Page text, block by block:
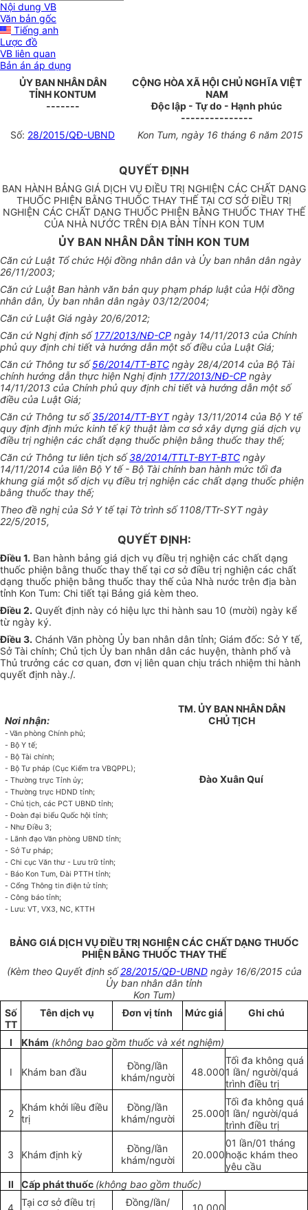
Nội dung VB
Văn bản gốc
Tiếng anh
Lược đồ
VB liên quan
Bản án áp dụng
ỦY BAN NHÂN DÂN
TỈNH KONTUM
-------
CỘNG HÒA XÃ HỘI CHỦ NGHĨA VIỆT
NAM
Độc lập - Tự do - Hạnh phúc
---------------
Số: 28/2015/QĐ-UBND Kon Tum, ngày 16tháng 6năm2015
QUYẾT ĐỊNH
BAN HÀNH BẢNG GIÁ DỊCH VỤ ĐIỀU TRỊ NGHIỆN CÁC CHẤT DẠNG
THUỐC PHIỆN BẰNG THUỐC THAY THẾ TẠI CƠ SỞ ĐIỀU TRỊ
NGHIỆN CÁC CHẤT DẠNG THUỐC PHIỆN BẰNG THUỐC THAY THẾ
CỦA NHÀ NƯỚC TRÊN ĐỊA BÀN TỈNH KON TUM
ỦY BAN NHÂN DÂN TỈNH KON TUM
Căn cứ Luật Tổ chức Hội đồng nhân dân và Ủy ban nhân dân ngày
26/11/2003;
Căn cứ Luật Ban hành văn bản quy phạm pháp luật của Hội đồng
nhân dân, Ủy ban nhân dân ngày 03/12/2004;
Căn cứ Luật Giá ngày 20/6/2012;
Căn cứ Nghị định số177/2013/NĐ-CP ngày 14/11/2013 của Chính
phủ quy định chi tiết và hướng dẫn một số điều của Luật Giá;
Căn cứ Thông tư số56/2014/TT-BTC ngày 28/4/2014 của Bộ Tài
chính hướng dẫn thực hiện Nghị định 177/2013/NĐ-CP ngày
14/11/2013 của Chính phủ quy định chi tiết và hướng dẫn một số
điều của Luật Giá;
Căn cứ Thông tư số35/2014/TT-BYTngày 13/11/2014 của Bộ Y tế
quy định định mức kinh tế kỹ thuật làm cơ sở xây dựng giá dịch vụ
điều trị nghiện các chất dạng thuốc phiện bằng thuốc thay thế;
Căn cứ Thông tư liên tịch số38/2014/TTLT-BYT-BTC ngày
14/11/2014 của liên Bộ Y tế - Bộ Tài chính ban hành mức tối đa
khung giá một số dịch vụ điều trị nghiện các chất dạng thuốc phiện
bằng thuốc thay thế;
Theo đề nghị của Sở Y tế tại Tờ trình số 1108/TTr-SYT ngày
22/5/2015,
QUYẾT ĐỊNH:
Điều 1. Ban hành bảng giá dịch vụ điều trị nghiện các chất dạng
thuốc phiện bằng thuốc thay thế tại cơ sở điều trị nghiện các chất
dạng thuốc phiện bằng thuốc thay thế của Nhà nước trên địa bàn
tỉnh Kon Tum: Chi tiết tại Bảng giá kèm theo.
Điều 2. Quyết định này có hiệu lực thi hành sau 10 (mười) ngày kể
từ ngày ký.
Điều 3. Chánh Văn phòng Ủy ban nhân dân tỉnh; Giám đốc: Sở Y tế,
Sở Tài chính; Chủ tịch Ủy ban nhân dân các huyện, thành phố và
Thủ trưởng các cơ quan, đơn vị liên quan chịu trách nhiệm thi hành
quyết định này./.
Nơi nhận:
- Văn phòng Chính phủ;
- Bộ Y tế;
- Bộ Tài chính;
- Bộ Tư pháp (Cục Kiểm tra VBQPPL);
-Thường trực Tỉnhủy;
-Thường trực HDND tỉnh;
-Chủ tịch, các PCT UBND tỉnh;
-Đoàn đại biểu Quốc hội tỉnh;
- Như Điều 3;
- Lãnh đạo Văn phòng UBND tỉnh;
-SởTư pháp;
-Chi cục Văn thư - Lưu trữ tỉnh;
- Báo KonTum, Đài PTTH tỉnh;
-Cổng Thông tin điện tử tỉnh;
-Công báo tỉnh;
- Lưu: VT, VX3, NC, KTTH
TM. ỦY BAN NHÂN DÂN
CHỦ TỊCH
Đào Xuân Quí
BẢNG GIÁ DỊCH VỤ ĐIỀU TRỊ NGHIỆN CÁC CHẤT DẠNG THUỐC
PHIỆN BẰNG THUỐC THAY THẾ
(Kèm theo Quyết định số28/2015/QĐ-UBNDngày 16/6/2015 của
Ủy ban nhân dân tỉnh
Kon Tum)
Số
TT
Tên dịch vụ Đơn vị tính Mức giá Ghi chú
I Khám (không bao gồm thuốc và xét nghiệm)
I Khám ban đầu
Đồng/lần
khám/người
48.000
Tối đa không quá
1 lần/ người/quá
trình điều trị
2
Khám khởi liều điều
trị
Đồng/lần
khám/người
25.000
Tối đa không quá
1 lần/ người/quá
trình điều trị
3 Khám định kỳ
Đồng/lần
khám/người
20.000
01 lần/01 tháng
hoặc khám theo
yêu cầu
II
Cấp phát thuốc (không bao gồm thuốc)
4
Tại cơ sở điều trị
Đồng/lần/
10.000